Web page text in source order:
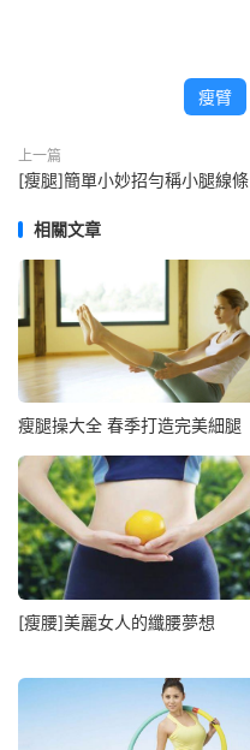
瘦臂
上一篇
[瘦腿]簡單小妙招勻稱小腿線條
相關文章
瘦腿操大全 春季打造完美細腿
[瘦腰]美麗女人的纖腰夢想